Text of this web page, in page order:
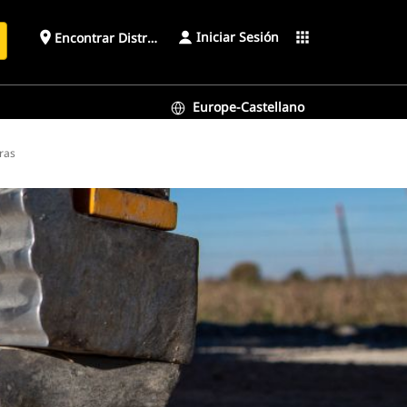
place Encontrar Distribuidor Iniciar Sesión apps
Europe-Castellano